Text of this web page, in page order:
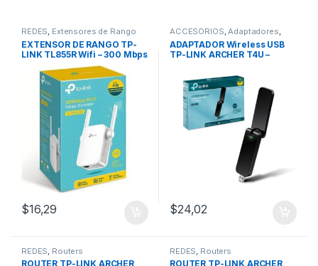
REDES, Extensores de Rango
EXTENSOR DE RANGO TP-
LINK TL855R Wifi – 300 Mbps
$16,29
ACCESORIOS,Adaptadores,
REDES, Adaptadores Wifi
ADAPTADOR Wireless USB
TP-LINK ARCHER T4U –
$24,02
REDES Routers
ROUTER TP-LINK ARCHER
REDES Routers
ROUTER TP-LINK ARCHER